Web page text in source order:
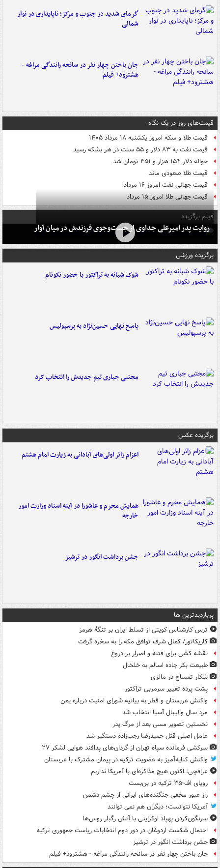
گرمای شدید در جنوب و مرکز؛ ناپایداری در نوار
شمالی
جان باختن چهار نفر در سانحه رانندگی مراغه -
هشترود+ فیلم
قیمت‌های روز در یک نگاه
قیمت طلا و سکه امروز یکشنبه ۱۸ مرداد ۱۴۰۵
قیمت نفت به ۸۳ دلار و ۵۵ سنت در هر بشکه رسید
حواله دلار ۱۵۴ هزار و ۴۵۱ تومان شد
قیمت طلا صعودی ماند
قیمت جهانی نفت امروز ۱۶ مرداد
قیمت جهانی طلا امروز ۱۵ مرداد
فیلم برگزیده
روایت پدر امیرعلی جداوی از جست‌وجوی فرزندش در میان آوار
برگزیده ورزشی
شوک شبانه به تراکتور با حضور نکونام
پاسخ نهایی حسین‌نژاد به پرسپولیس
مجتبی جباری تیم جدیدش را انتخاب کرد
برگزیده عکس
اعزام زائر اولی‌های آبادانی به زیارت امام هشتم
همایش محرم و عاشورا در آینه اسناد وزارت امور
خارجه
جشن برداشت انگور در ترشیز
پربازدیدترین ها
ترس کارشناس کویتی از تسلط ایران بر تنگۀ هرمز
کاریکاتور/ کمال شرف توافق مکه را به سخره گرفت
نقشه کشی برای فتنه و اصرار بر دروغ
طبیعت بکر جاده اسالم به خلخال
شکار تمساح در مالزی
پشت پرده تغییر سرمربی تراکتور
واکنش عربستان و قطر به بیانیه شورای امنیت درباره یمن
مرد سال والیبال آسیا انتخاب شد
نخستین تصویر مسی بعد از مرگ پدر
عامل اصلی قتل حمیدرضا رجب‌زاده دستگیر شد
سرکشی فرمانده سپاه تهران از گردان‌های پدافند هوایی لشکر ۲۷
واکنش کنایه‌آمیز به عضویت ترکیه در پیمان مشترک با عربستان
عراقچی: اکنون هیچ مذاکره‌ای با آمریکا نداریم
رویای اف-۳۵ ترکیه در بن‌بست
راز عبور مخفی جنگنده‌های ایرانی از چشم دشمن
آمریکا نتوانست؛ دیگران هم نمی توانند
سرنگون‌کردن پهپاد اوکراینی با آتش رگبار روس‌ها
احتمال شکست اردوغان در دور دوم انتخابات ریاست جمهوری ترکیه
جشن برداشت انگور در ترشیز
جان باختن چهار نفر در سانحه رانندگی مراغه - هشترود+ فیلم